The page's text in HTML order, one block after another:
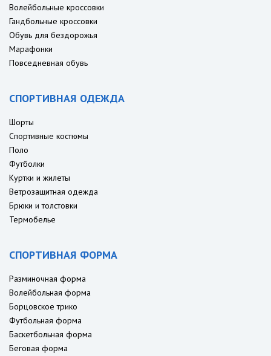
Волейбольные кроссовки
Гандбольные кроссовки
Обувь для бездорожья
Марафонки
Повседневная обувь
СПОРТИВНАЯ ОДЕЖДА
Шорты
Спортивные костюмы
Поло
Футболки
Куртки и жилеты
Ветрозащитная одежда
Брюки и толстовки
Термобелье
СПОРТИВНАЯ ФОРМА
Разминочная форма
Волейбольная форма
Борцовское трико
Футбольная форма
Баскетбольная форма
Беговая форма